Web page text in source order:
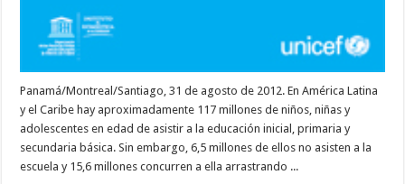
Panamá/Montreal/Santiago, 31 de agosto de 2012. En América Latina
y el Caribe hay aproximadamente 117 millones de niños, niñas y
adolescentes en edad de asistir a la educación inicial, primaria y
secundaria básica. Sin embargo, 6,5 millones de ellos no asisten a la
escuela y 15,6 millones concurren a ella arrastrando ...